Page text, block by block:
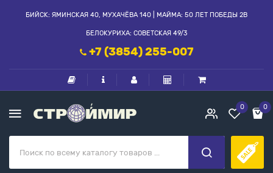
БИЙСК: ЯМИНСКАЯ 40, МУХАЧЁВА 140 | МАЙМА: 50 ЛЕТ ПОБЕДЫ 2В
БЕЛОКУРИХА: СОВЕТСКАЯ 49/3
+7 (3854) 255-007
0 0